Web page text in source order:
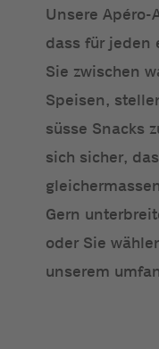
Unsere
dass für jeden
Sie zwischen
Speisen,
süsse Snacks
sich sicher,
Gern
oder Sie
unserem